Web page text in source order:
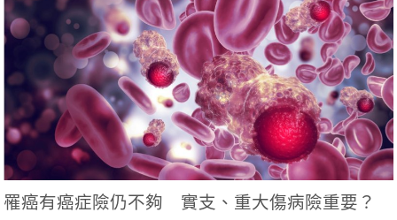
罹癌有癌症險仍不夠 實支、重大傷病險重要？